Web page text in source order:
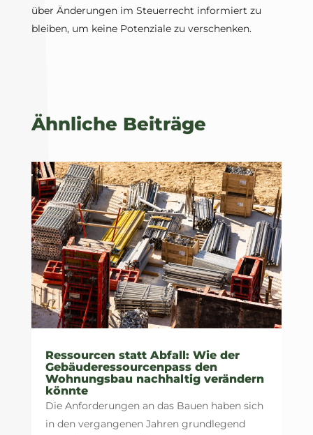
über Änderungen im Steuerrecht informiert zu
bleiben, um keine Potenziale zu verschenken.
Ähnliche Beiträge
Ressourcen statt Abfall: Wie der
Gebäuderessourcenpass den
Wohnungsbau nachhaltig verändern
könnte
Die Anforderungen an das Bauen haben sich
in den vergangenen Jahren grundlegend